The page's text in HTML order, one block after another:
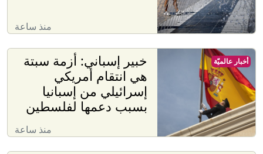
منذ ساعة
خبير إسباني: أزمة سبتة
هي انتقام أمريكي
إسرائيلي من إسبانيا
بسبب دعمها لفلسطين
منذ ساعة
أخبار عالميّة